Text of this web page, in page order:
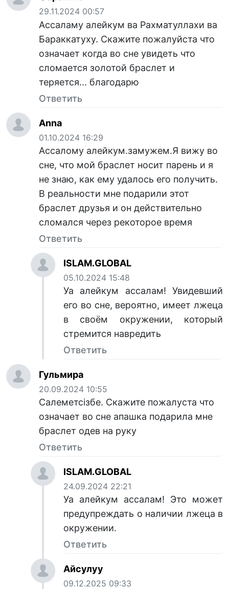
29.11.2024 00:57
Ассаламу алейкум ва Рахматуллахи ва
Бараккатуху. Скажите пожалуйста что
означает когда во сне увидеть что
сломается золотой браслет и
теряется... благодарю
Ответить
Anna
01.10.2024 16:29
Ассалому алейкум.замужем.Я вижу во
сне, что мой браслет носит парень и я
не знаю, как ему удалось его получить.
В реальности мне подарили этот
браслет друзья и он действительно
сломался через рекоторое время
Ответить
ISLAM.GLOBAL
05.10.2024 15:48
Уа алейкум ассалам! Увидевший
его во сне, вероятно, имеет лжеца
в своём окружении, который
стремится навредить
Ответить
Гульмира
20.09.2024 10:55
Салеметсізбе. Скажите пожалуста что
означает во сне апашка подарила мне
браслет одев на руку
Ответить
ISLAM.GLOBAL
24.09.2024 22:21
Уа алейкум ассалам! Это может
предупреждать о наличии лжеца в
окружении.
Ответить
Айсулуу
09.12.2025 09:33